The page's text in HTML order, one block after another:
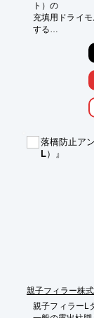
ト）の
充填用ドライ
する
モルタルです。
特殊添加剤を
通してスムー
また、流動性
【特長】
■所定の水を
落橋防止ア
L）』
親子フィラー株
親子フィラーL